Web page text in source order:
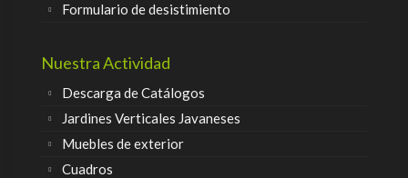
Formulario de desistimiento
Nuestra Actividad
Descarga de Catálogos
Jardines Verticales Javaneses
Muebles de exterior
Cuadros